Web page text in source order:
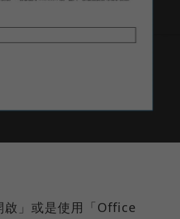
」或是使用「Office